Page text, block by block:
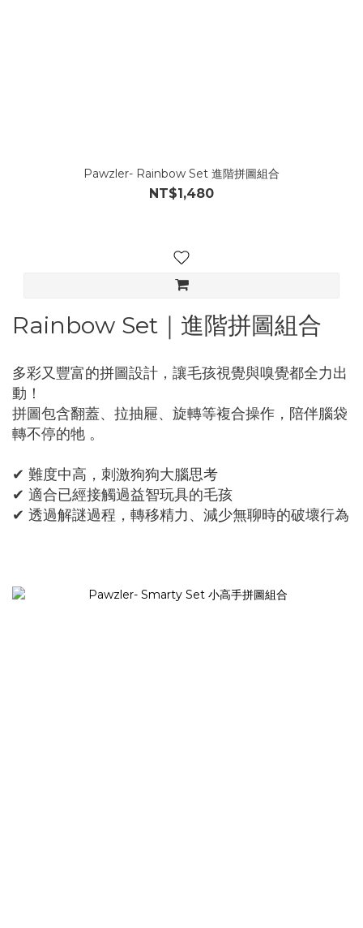
Pawzler- Rainbow Set 進階拼圖組合
NT$1,480
Rainbow Set｜進階拼圖組合
多彩又豐富的拼圖設計，讓毛孩視覺與嗅覺都全力出
動！
拼圖包含翻蓋、拉抽屜、旋轉等複合操作，陪伴腦袋
轉不停的牠 。
✔ 難度中高，刺激狗狗大腦思考
✔ 適合已經接觸過益智玩具的毛孩
✔ 透過解謎過程，轉移精力、減少無聊時的破壞行為